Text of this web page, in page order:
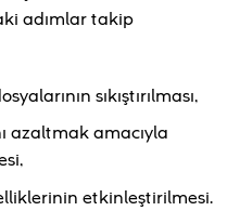
adımlar takip
sıkıştırılması,
azaltmak amacıyla
etkinleştirilmesi.